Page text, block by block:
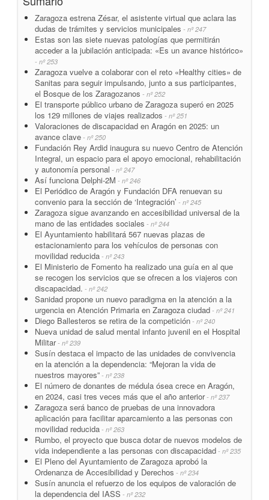
Zaragoza estrena Zésar, el asistente virtual que aclara las
dudas de trámites y servicios municipales - nº 247
Estas son las siete nuevas patologías que permitirán
acceder a la jubilación anticipada: «Es un avance histórico»
- nº 253
Zaragoza vuelve a colaborar con el reto «Healthy cities» de
Sanitas para seguir impulsando, junto a sus participantes,
el Bosque de los Zaragozanos - nº 252
El transporte público urbano de Zaragoza superó en 2025
los 129 millones de viajes realizados - nº 251
Valoraciones de discapacidad en Aragón en 2025: un
avance clave - nº 250
Fundación Rey Ardid inaugura su nuevo Centro de Atención
Integral, un espacio para el apoyo emocional, rehabilitación
y autonomía personal - nº 247
Así funciona Delphi-2M - nº 246
El Periódico de Aragón y Fundación DFA renuevan su
convenio para la sección de ‘Integración’ - nº 245
Zaragoza sigue avanzando en accesibilidad universal de la
mano de las entidades sociales - nº 244
El Ayuntamiento habilitará 567 nuevas plazas de
estacionamiento para los vehículos de personas con
movilidad reducida - nº 243
El Ministerio de Fomento ha realizado una guía en al que
se recogen los servicios que se ofrecen a los viajeros con
discapacidad. - nº 242
Sanidad propone un nuevo paradigma en la atención a la
urgencia en Atención Primaria en Zaragoza ciudad - nº 241
Diego Ballesteros se retira de la competición - nº 240
Nueva unidad de salud mental infanto juvenil en el Hospital
Militar- nº 239
Susín destaca el impacto de las unidades de convivencia
en la atención a la dependencia: “Mejoran la vida de
nuestros mayores” - nº 238
El número de donantes de médula ósea crece en Aragón,
en 2024, casi tres veces más que el año anterior- nº 237
Zaragoza será banco de pruebas de una innovadora
aplicación para facilitar aparcamiento a las personas con
movilidad reducida - nº 263
Rumbo, el proyecto que busca dotar de nuevos modelos de
vida independiente a las personas con discapacidad - nº 235
El Pleno del Ayuntamiento de Zaragoza aprobó la
Ordenanza de Accesibilidad y Derechos - nº 234
Susín anuncia el refuerzo de los equipos de valoración de
la dependencia del IASS - nº 232